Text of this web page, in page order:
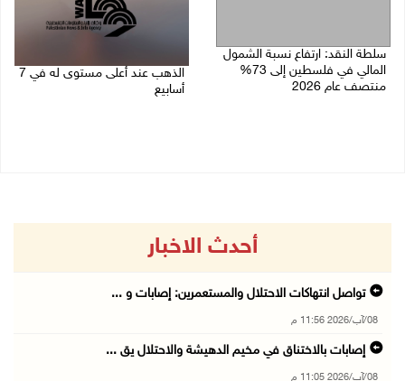
سلطة النقد: ارتفاع نسبة الشمول
المالي في فلسطين إلى 73%
منتصف عام 2026
الذهب عند أعلى مستوى له في 7
أسابيع
أحدث الاخبار
تواصل انتهاكات الاحتلال والمستعمرين: إصابات و ...
08/آب/2026 11:56 م
إصابات بالاختناق في مخيم الدهيشة والاحتلال يق ...
08/آب/2026 11:05 م